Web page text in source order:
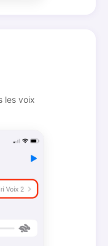
les voix